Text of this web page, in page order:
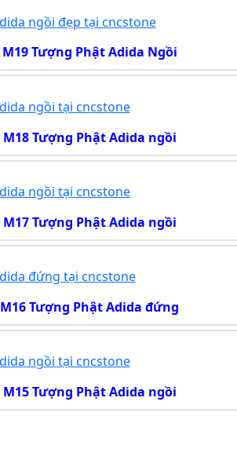
M19 Tượng Phật Adida Ngồi
M18 Tượng Phật Adida ngồi
M17 Tượng Phật Adida ngồi
M16 Tượng Phật Adida đứng
M15 Tượng Phật Adida ngồi